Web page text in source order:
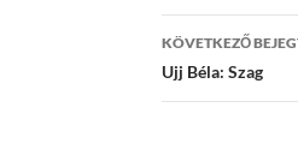
KÖVETKEZŐ
Ujj Béla: Szag